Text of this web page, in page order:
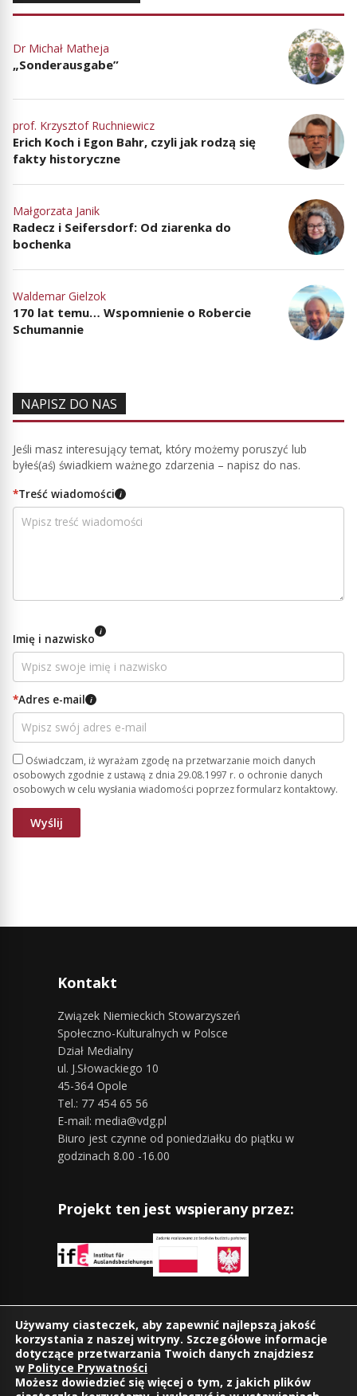
Dr Michał Matheja
„Sonderausgabe”
prof. Krzysztof Ruchniewicz
Erich Koch i Egon Bahr, czyli jak rodzą się
fakty historyczne
Małgorzata Janik
Radecz i Seifersdorf: Od ziarenka do
bochenka
Waldemar Gielzok
170 lat temu… Wspomnienie o Robercie
Schumannie
NAPISZ DO NAS
Jeśli masz interesujący temat, który możemy poruszyć lub
byłeś(aś) świadkiem ważnego zdarzenia – napisz do nas.
*Treść wiadomości i
Imię i nazwisko i
*Adres e-mail i
Oświadczam, iż wyrażam zgodę na przetwarzanie moich danych
osobowych zgodnie z ustawą z dnia 29.08.1997 r. o ochronie danych
osobowych w celu wysłania wiadomości poprzez formularz kontaktowy.
Kontakt
Związek Niemieckich Stowarzyszeń
Społeczno-Kulturalnych w Polsce
Dział Medialny
ul. J.Słowackiego 10
45-364 Opole
Tel.: 77 454 65 56
E-mail: media@vdg.pl
Biuro jest czynne od poniedziałku do piątku w
godzinach 8.00 -16.00
Projekt ten jest wspierany przez:
Znajdziesz nas również na:
Używamy ciasteczek, aby zapewnić najlepszą jakość
korzystania z naszej witryny. Szczegółowe informacje
dotyczące przetwarzania Twoich danych znajdziesz
w Polityce Prywatności
Możesz dowiedzieć się więcej o tym, z jakich plików